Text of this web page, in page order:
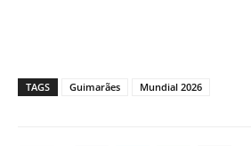
TAGS Guimarães Mundial 2026